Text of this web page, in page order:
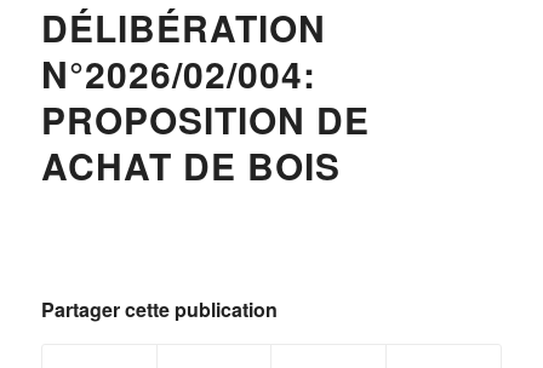
DÉLIBÉRATION
N°2026/02/004:
PROPOSITION DE
ACHAT DE BOIS
Partager cette publication